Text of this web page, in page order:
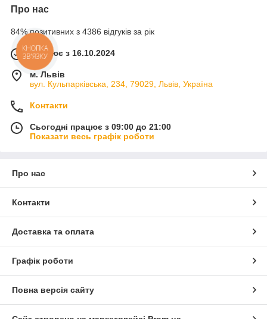
Про нас
84% позитивних з 4386 відгуків за рік
Працює з 16.10.2024
м. Львів
вул. Кульпарківська, 234, 79029, Львів, Україна
Контакти
Сьогодні працює з 09:00 до 21:00
Показати весь графік роботи
Про нас
Контакти
Доставка та оплата
Графік роботи
Повна версія сайту
КНОПКА
ЗВ'ЯЗКУ